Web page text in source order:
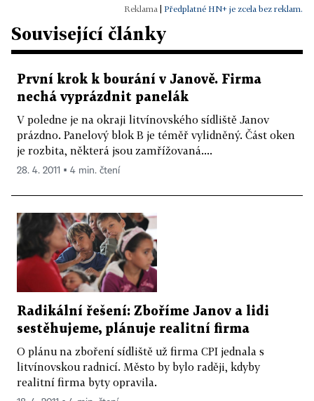
Předplatné HN+ je zcela bez reklam.
Související články
První krok k bourání v Janově. Firma
nechá vyprázdnit panelák
V poledne je na okraji litvínovského sídliště Janov
prázdno. Panelový blok B je téměř vylidněný. Část oken
je rozbita, některá jsou zamřížovaná....
28. 4. 2011 ▪ 4 min. čtení
Radikální řešení: Zboříme Janov a lidi
sestěhujeme, plánuje realitní firma
O plánu na zboření sídliště už firma CPI jednala s
litvínovskou radnicí. Město by bylo raději, kdyby
realitní firma byty opravila.